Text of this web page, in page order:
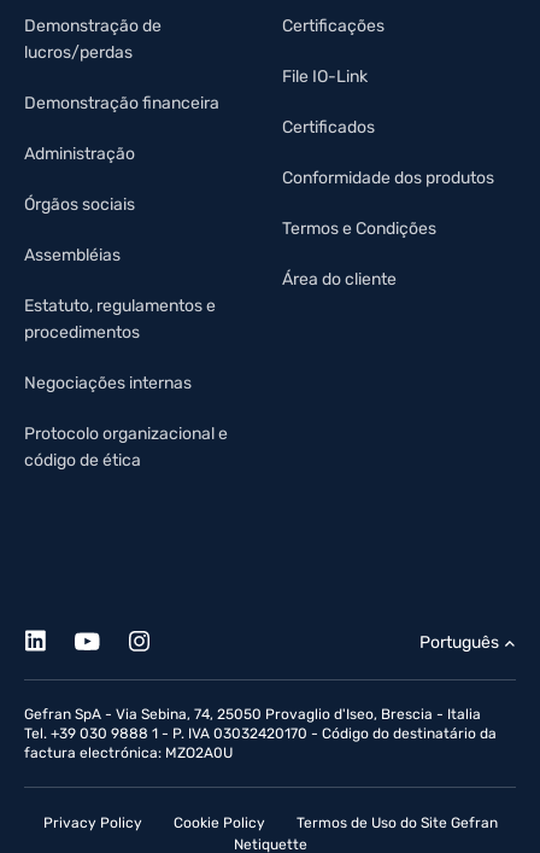
Demonstração de
lucros/perdas
Demonstração financeira
Administração
Órgãos sociais
Assembléias
Estatuto, regulamentos e
procedimentos
Negociações internas
Protocolo organizacional e
código de ética
Certificações
File IO-Link
Certificados
Conformidade dos produtos
Termos e Condições
Área do cliente
Gefran SpA - Via Sebina, 74, 25050 Provaglio d'Iseo, Brescia - Italia
Tel. +39 030 9888 1 - P. IVA 03032420170 - Código do destinatário da
factura electrónica: MZO2A0U
Português
Privacy Policy Cookie Policy
Termos de Uso do Site Gefran
Netiquette